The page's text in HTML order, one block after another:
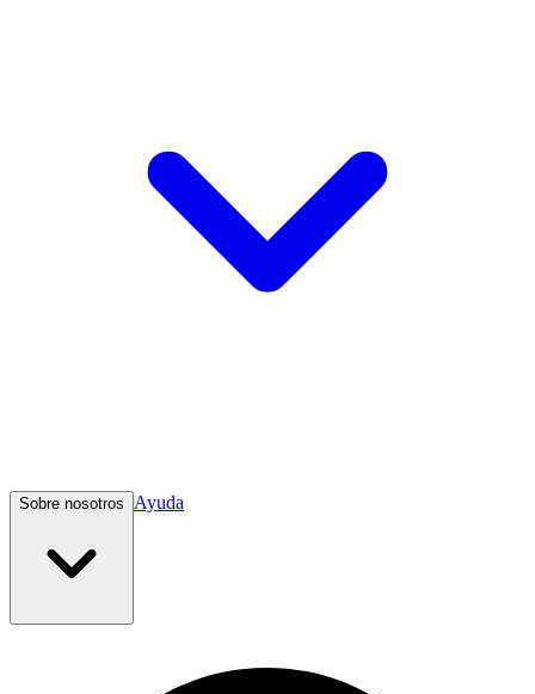
Sobre nosotros Ayuda